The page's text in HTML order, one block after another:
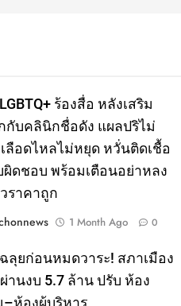
ร้องสื่อ หลังเสริม
กับคลินิกชื่อดัง แผลปริไม่
ลือดไหลไม่หยุด หวั่นติดเชื้อ
ผิดชอบ พร้อมเตือนอย่าหลง
ราคาถูก
1 Month Ago 0
ลุยก่อนหมดวาระ! สภาเมือง
านงบ 5.7 ล้าน ปรับ ห้อง
–ห้องผู้บริหาร